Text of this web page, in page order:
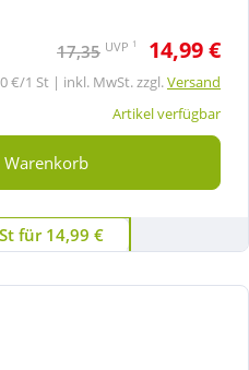
17,35 UVP 1 14,99 €
€/1 St | inkl. MwSt. zzgl.Versand
Artikel verfügbar
Warenkorb
für 14,99 €